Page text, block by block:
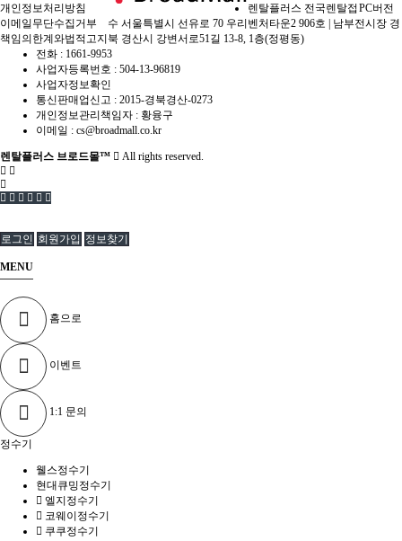
개인정보처리방침
이메일무단수집거부
책임의한계와법적고지
PC버전
렌탈플러스 전국렌탈접
수 서울특별시 선유로 70 우리벤처타운2 906호 | 남부전시장 경
북 경산시 강변서로51길 13-8, 1층(정평동)
전화 : 1661-9953
사업자등록번호 : 504-13-96819
사업자정보확인
통신판매업신고 : 2015-경북경산-0273
개인정보관리책임자 : 황융구
이메일 : cs@broadmall.co.kr
렌탈플러스 브로드몰™ All rights reserved.
로그인 회원가입 정보찾기
MENU
홈으로
이벤트
1:1 문의
정수기
웰스정수기
현대큐밍정수기
엘지정수기
코웨이정수기
쿠쿠정수기